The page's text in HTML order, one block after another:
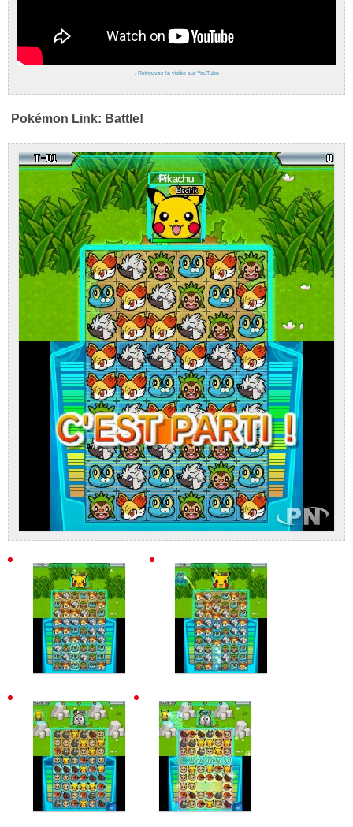
› Retrouvez la vidéo sur YouTube
Pokémon Link: Battle!